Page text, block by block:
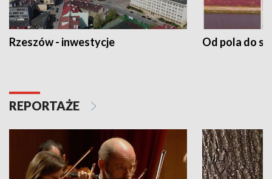
Rzeszów - inwestycje Od pola do
REPORTAŻE